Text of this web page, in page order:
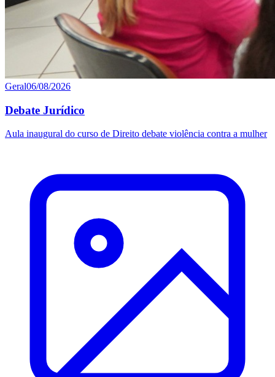
Geral06/08/2026
Debate Jurídico
Aula inaugural do curso de Direito debate violência contra a mulher